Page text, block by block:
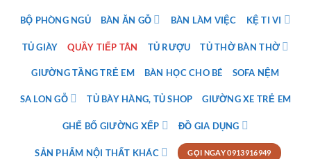
BỘ PHÒNG NGỦ BÀN ĂN GỖ BÀN LÀM VIỆC KỆ TI VI
TỦ GIÀY QUẦY TIẾP TÂN TỦ RƯỢU TỦ THỜ BÀN THỜ
GIƯỜNG TẦNG TRẺ EM BÀN HỌC CHO BÉ SOFA NỆM
SA LON GỖ TỦ BÀY HÀNG, TỦ SHOP GIƯỜNG XE TRẺ EM
GHẾ BỐ GIƯỜNG XẾP ĐỒ GIA DỤNG
SẢN PHẨM NỘI THẤT KHÁC GỌI NGAY 0913916949